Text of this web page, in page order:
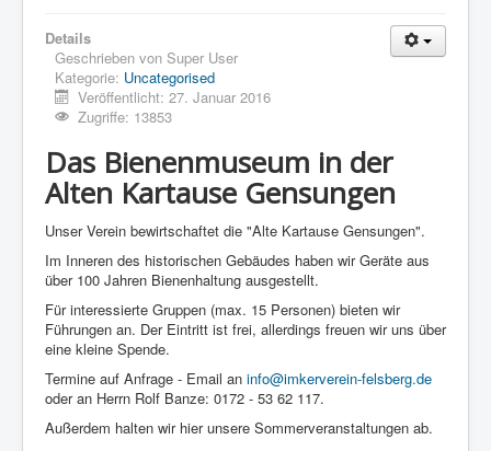
Details
Geschrieben von Super User
Kategorie: Uncategorised
Veröffentlicht: 27. Januar 2016
Zugriffe: 13853
Das Bienenmuseum in der
Alten Kartause Gensungen
Unser Verein bewirtschaftet die "Alte Kartause Gensungen".
Im Inneren des historischen Gebäudes haben wir Geräte aus
über 100 Jahren Bienenhaltung ausgestellt.
Für interessierte Gruppen (max. 15 Personen) bieten wir
Führungen an. Der Eintritt ist frei, allerdings freuen wir uns über
eine kleine Spende.
Termine auf Anfrage - Email an info@imkerverein-felsberg.de
oder an Herrn Rolf Banze: 0172 - 53 62 117.
Außerdem halten wir hier unsere Sommerveranstaltungen ab.